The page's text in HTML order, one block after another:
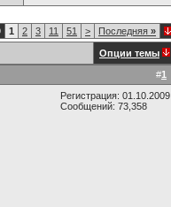
1 2 3 11 51 > Последняя »
Опции темы
#1
Регистрация: 01.10.2009
Сообщений: 73,358